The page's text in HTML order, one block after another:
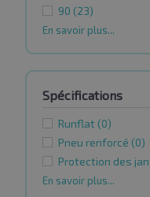
90 (23)
En savoir plus...
Spécifications
Runflat (0)
Pneu renforcé (0)
Protection des
En savoir plus...